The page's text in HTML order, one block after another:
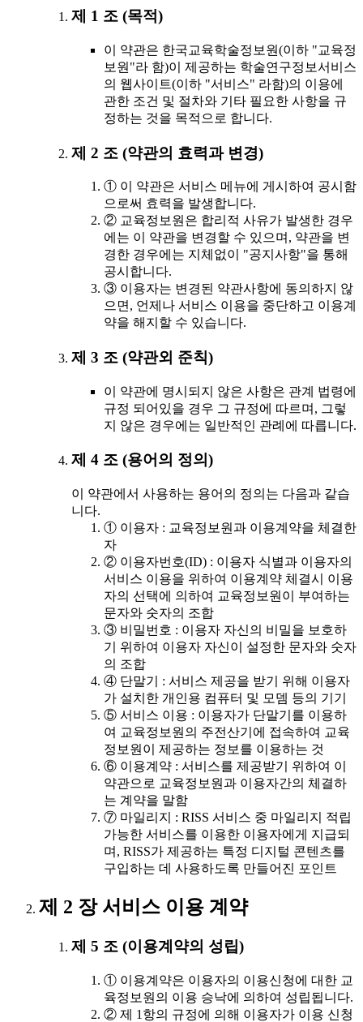
제 1 조 (목적)
이 약관은 한국교육학술정보원(이하 "교육정
보원"라 함)이 제공하는 학술연구정보서비스
의 웹사이트(이하 "서비스" 라함)의 이용에
관한 조건 및 절차와 기타 필요한 사항을 규
정하는 것을 목적으로 합니다.
제 2 조 (약관의 효력과 변경)
① 이 약관은 서비스 메뉴에 게시하여 공시함
으로써 효력을 발생합니다.
② 교육정보원은 합리적 사유가 발생한 경우
에는 이 약관을 변경할 수 있으며, 약관을 변
경한 경우에는 지체없이 "공지사항"을 통해
공시합니다.
③ 이용자는 변경된 약관사항에 동의하지 않
으면, 언제나 서비스 이용을 중단하고 이용계
약을 해지할 수 있습니다.
제 3 조 (약관외 준칙)
이 약관에 명시되지 않은 사항은 관계 법령에
규정 되어있을 경우 그 규정에 따르며, 그렇
지 않은 경우에는 일반적인 관례에 따릅니다.
제 4 조 (용어의 정의)
이 약관에서 사용하는 용어의 정의는 다음과 같습
니다.
① 이용자 : 교육정보원과 이용계약을 체결한
자
② 이용자번호(ID) : 이용자 식별과 이용자의
서비스 이용을 위하여 이용계약 체결시 이용
자의 선택에 의하여 교육정보원이 부여하는
문자와 숫자의 조합
③ 비밀번호 : 이용자 자신의 비밀을 보호하
기 위하여 이용자 자신이 설정한 문자와 숫자
의 조합
④ 단말기 : 서비스 제공을 받기 위해 이용자
가 설치한 개인용 컴퓨터 및 모뎀 등의 기기
⑤ 서비스 이용 : 이용자가 단말기를 이용하
여 교육정보원의 주전산기에 접속하여 교육
정보원이 제공하는 정보를 이용하는 것
⑥ 이용계약 : 서비스를 제공받기 위하여 이
약관으로 교육정보원과 이용자간의 체결하
는 계약을 말함
⑦ 마일리지 : RISS 서비스 중 마일리지 적립
가능한 서비스를 이용한 이용자에게 지급되
며, RISS가 제공하는 특정 디지털 콘텐츠를
구입하는 데 사용하도록 만들어진 포인트
제 2 장 서비스 이용 계약
제 5 조 (이용계약의 성립)
① 이용계약은 이용자의 이용신청에 대한 교
육정보원의 이용 승낙에 의하여 성립됩니다.
② 제 1항의 규정에 의해 이용자가 이용 신청